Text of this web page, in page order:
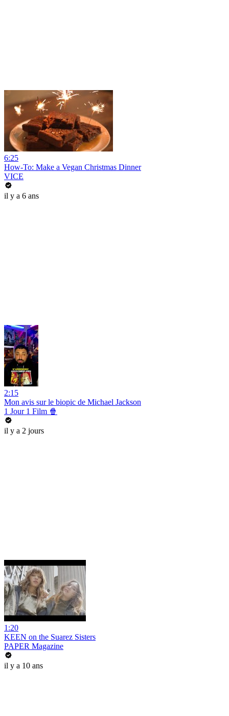
6:25
How-To: Make a Vegan Christmas Dinner
VICE
il y a 6 ans
2:15
Mon avis sur le biopic de Michael Jackson
1 Jour 1 Film 🍿
il y a 2 jours
1:20
KEEN on the Suarez Sisters
PAPER Magazine
il y a 10 ans